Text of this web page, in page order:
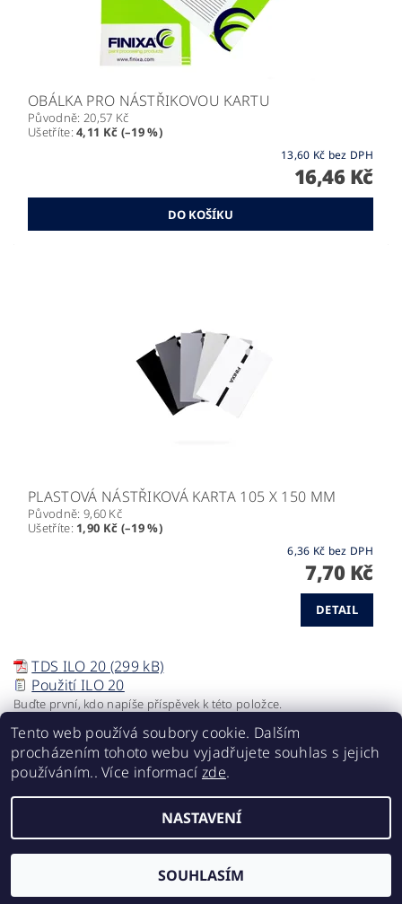
OBÁLKA PRO NÁSTŘIKOVOU KARTU
Původně: 20,57 Kč
Ušetříte:4,11 Kč (–19 %)
13,60 Kč bez DPH
16,46 Kč
PLASTOVÁ NÁSTŘIKOVÁ KARTA 105 X 150 MM
Původně: 9,60 Kč
Ušetříte: 1,90 Kč (–19 %)
6,36 Kč bez DPH
7,70 Kč
DETAIL
TDS ILO 20 (299 kB)
Použití ILO 20
Buďte první, kdo napíše příspěvek k této položce.
Přidat komentář
2026 ©finixa.cz, všechna práva vyhrazena
Vytvořil Shoptet
Tento web používá soubory cookie. Dalším
procházením tohoto webu vyjadřujete souhlas s jejich
používáním.. Více informací zde.
NASTAVENÍ
SOUHLASÍM